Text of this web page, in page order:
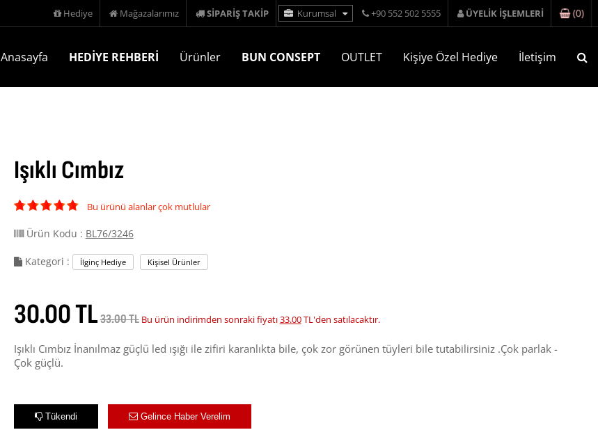
Hediye Mağazalarımız SİPARİŞ TAKİP Kurumsal +90 552 502 5555 ÜYELİK İŞLEMLERİ (0)
Anasayfa HEDİYE REHBERİ Ürünler BUN CONSEPT OUTLET Kişiye Özel Hediye İletişim
Işıklı Cımbız
Bu ürünü alanlar çok mutlular
Ürün Kodu : BL76/3246
Kategori : İlginç Hediye Kişisel Ürünler
30.00 TL33.00 TL Bu ürün indirimden sonraki fiyatı33.00TL'den satılacaktır.
Işıklı Cımbız İnanılmaz güçlü led ışığı ile zifiri karanlıkta bile, çok zor görünen tüyleri bile tutabilirsiniz .Çok parlak -
Çok güçlü.
Tükendi Gelince Haber Verelim